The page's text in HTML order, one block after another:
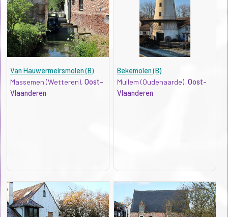
Van Hauwermeirsmolen (B)
Massemen (Wetteren), Oost-
Vlaanderen
Bekemolen (B)
Mullem (Oudenaarde),Oost-
Vlaanderen